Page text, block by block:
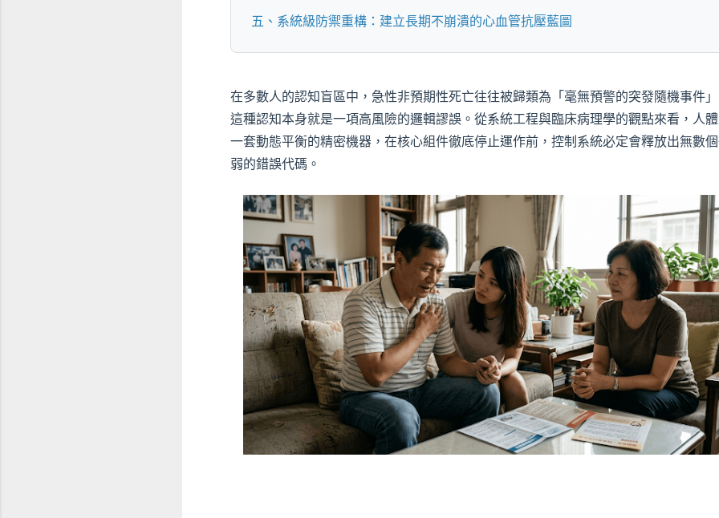
五、系統級防禦重構：建立長期不崩潰的心血管抗壓藍圖
在多數人的認知盲區中，急性非預期性死亡往往被歸類為「毫無預警的突發隨機事件
這種認知本身就是一項高風險的邏輯謬誤。從系統工程與臨床病理學的觀點來看，人
一套動態平衡的精密機器，在核心組件徹底停止運作前，控制系統必定會釋放出無數
弱的錯誤代碼。